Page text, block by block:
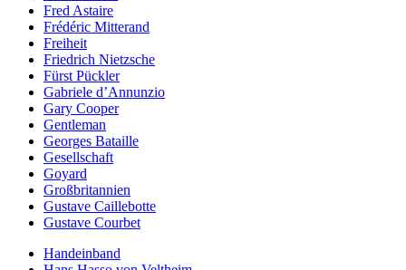
Fred Astaire
Frédéric Mitterand
Freiheit
Friedrich Nietzsche
Fürst Pückler
Gabriele d’Annunzio
Gary Cooper
Gentleman
Georges Bataille
Gesellschaft
Goyard
Großbritannien
Gustave Caillebotte
Gustave Courbet
Handeinband